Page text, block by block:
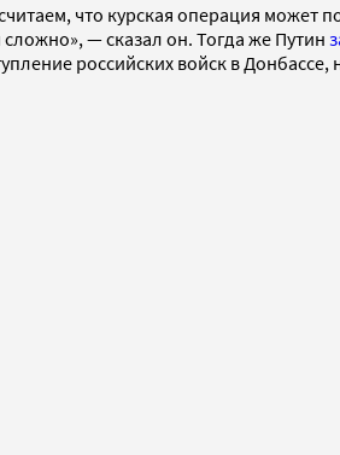
что курская операция может
— сказал он. Тогда же Путин
российских войск в Донбассе,